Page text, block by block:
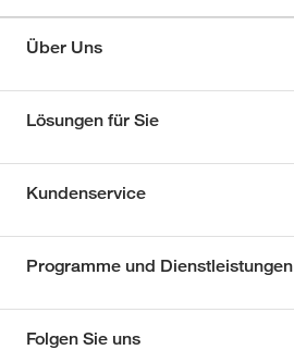
Über Uns
Lösungen für Sie
Kundenservice
Programme und Dienstleistungen
Folgen Sie uns